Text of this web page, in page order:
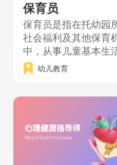
保育员
保育员是指在托幼园
社会福利及其他保育
中，从事儿童基本生
料、保健、自理能力
和辅助教育工作的人
求，对保育员应具有
础知识和基本技能进
训的一门课程。
幼儿教育